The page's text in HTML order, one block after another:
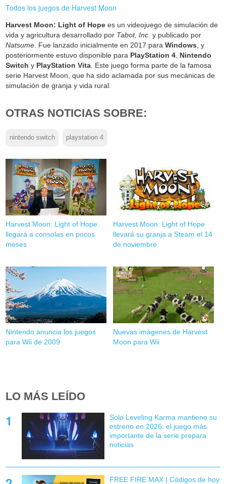
Todos los juegos de Harvest Moon
Harvest Moon: Light of Hope es un videojuego de simulación de
vida y agricultura desarrollado por Tabot, Inc. y publicado por
Natsume. Fue lanzado inicialmente en 2017 paraWindows, y
posteriormente estuvo disponible para PlayStation 4, Nintendo
Switch y PlayStation Vita. Este juego forma parte de la famosa
serie Harvest Moon, que ha sido aclamada por sus mecánicas de
simulación de granja y vida rural.
OTRAS NOTICIAS SOBRE:
nintendo switch playstation 4
Harvest Moon: Light of Hope
llegará a consolas en pocos
meses
Harvest Moon: Light of Hope
llevará su granja a Steam el 14
de noviembre
Nintendo anuncia los juegos
para Wii de 2009
Nuevas imágenes de Harvest
Moon para Wii
LO MÁS LEÍDO
Solo Leveling Karma mantiene su
estreno en 2026: el juego más
importante de la serie prepara
noticias
FREE FIRE MAX | Códigos de hoy